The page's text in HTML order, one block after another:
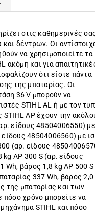
στις καθημερινές
δέντρων. Οι
να χρησιμοποιείτε τα
ακόμη και για
ότι είστε πάντα
της μπαταρίας. Οι
36 V μπορούν να
STIHL AL ή με τον
STIHL AP έχουν την
είδους 48504006550) με
48504006560) με
(αρ. είδους
kg AP 300 S (αρ. είδους
Wh, βάρος 1,8 kg AP 500 S
337 Wh, βάρος 2,0
της μπαταρίας και των
πόσο χρόνο μπορείτε να
STIHL και πόσο